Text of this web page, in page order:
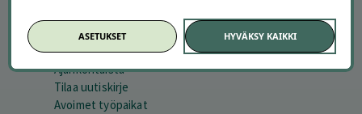
TUTUSTU MEIHIN
Tietoa meistä
Ajankohtaista
Tilaa uutiskirje
Avoimet työpaikat
ASETUKSET HYVÄKSY KAIKKI